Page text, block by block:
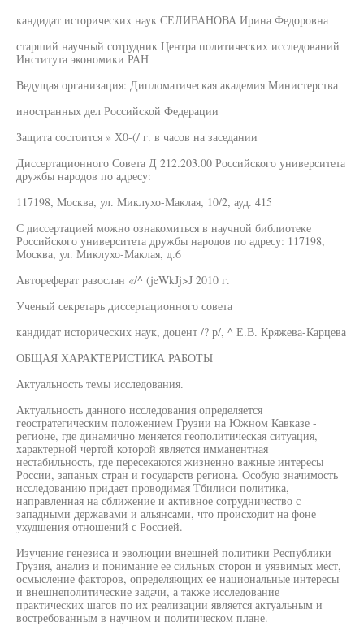
кандидат исторических наук СЕЛИВАНОВА Ирина Федоровна
старший научный сотрудник Центра политических исследований
Института экономики РАН
Ведущая организация: Дипломатическая академия Министерства
иностранных дел Российской Федерации
Защита состоится » Х0-(/ г. в часов на заседании
Диссертационного Совета Д 212.203.00 Российского университета
дружбы народов по адресу:
117198, Москва, ул. Миклухо-Маклая, 10/2, ауд. 415
С диссертацией можно ознакомиться в научной библиотеке
Российского университета дружбы народов по адресу: 117198,
Москва, ул. Миклухо-Маклая, д.6
Автореферат разослан «/^ (jeWkJj>J 2010 г.
Ученый секретарь диссертационного совета
кандидат исторических наук, доцент /? р/, ^ Е.В. Кряжева-Карцева
ОБЩАЯ ХАРАКТЕРИСТИКА РАБОТЫ
Актуальность темы исследования.
Актуальность данного исследования определяется
геостратегическим положением Грузии на Южном Кавказе -
регионе, где динамично меняется геополитическая ситуация,
характерной чертой которой является имманентная
нестабильность, где пересекаются жизненно важные интересы
России, запаных стран и государств региона. Особую значимость
исследованию придает проводимая Тбилиси политика,
направленная на сближение и активное сотрудничество с
западными державами и альянсами, что происходит на фоне
ухудшения отношений с Россией.
Изучение генезиса и эволюции внешней политики Республики
Грузия, анализ и понимание ее сильных сторон и уязвимых мест,
осмысление факторов, определяющих ее национальные интересы
и внешнеполитические задачи, а также исследование
практических шагов по их реализации является актуальным и
востребованным в научном и политическом плане.